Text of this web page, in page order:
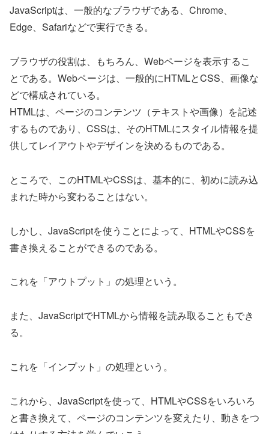
JavaScriptは、一般的なブラウザである、Chrome、
Edge、Safariなどで実行できる。
ブラウザの役割は、もちろん、Webページを表示するこ
とである。Webページは、一般的にHTMLとCSS、画像な
どで構成されている。
HTMLは、ページのコンテンツ（テキストや画像）を記述
するものであり、CSSは、そのHTMLにスタイル情報を提
供してレイアウトやデザインを決めるものである。
ところで、このHTMLやCSSは、基本的に、初めに読み込
まれた時から変わることはない。
しかし、JavaScriptを使うことによって、HTMLやCSSを
書き換えることができるのである。
これを「アウトプット」の処理という。
また、JavaScriptでHTMLから情報を読み取ることもでき
る。
これを「インプット」の処理という。
これから、JavaScriptを使って、HTMLやCSSをいろいろ
と書き換えて、ページのコンテンツを変えたり、動きをつ